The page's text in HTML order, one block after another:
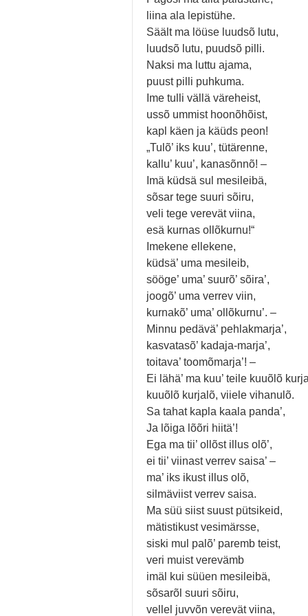
liina ala lepistühe.
Säält ma löüse luudsõ lutu,
luudsõ lutu, puudsõ pilli.
Naksi ma luttu ajama,
puust pilli puhkuma.
Ime tulli vällä väreheist,
ussõ ummist hoonõhõist,
kapl käen ja käüds peon!
„Tulõ’ iks kuu’, tütärenne,
kallu’ kuu’, kanasõnnõ! –
Imä küdsä sul mesileibä,
sõsar tege suuri sõiru,
veli tege verevät viina,
esä kurnas ollõkurnu!“
Imekene ellekene,
küdsä’ uma mesileib,
sööge’ uma’ suurõ’ sõira’,
joogõ’ uma verrev viin,
kurnakõ’ uma’ ollõkurnu’. –
Minnu pedävä’ pehlakmarja’,
kasvatasõ’ kadaja-marja’,
toitava’ toomõmarja’! –
Ei lähä’ ma kuu’ teile kuuõlõ
kuuõlõ kurjalõ, viiele vihanulõ.
Sa tahat kapla kaala panda’,
Ja lõiga lõõri hiitä’!
Ega ma tii’ ollõst illus olõ’,
ei tii’ viinast verrev saisa’ –
ma’ iks ikust illus olõ,
silmäviist verrev saisa.
Ma süü siist suust pütsikeid,
mätistikust vesimärsse,
siski mul palõ’ paremb teist,
veri muist verevämb
imäl kui süüen mesileibä,
sõsarõl suuri sõiru,
vellel juvvõn verevät viina,